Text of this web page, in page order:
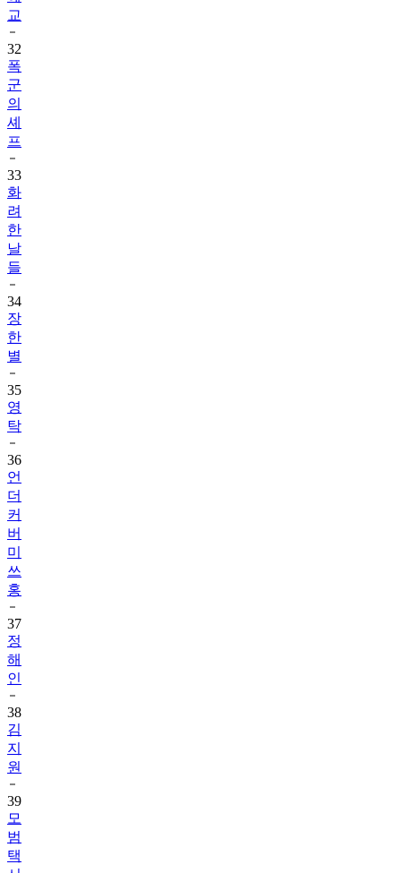
교
32
폭
군
의
셰
프
33
화
려
한
날
들
34
장
한
별
35
영
탁
36
언
더
커
버
미
쓰
홍
37
정
해
인
38
김
지
원
39
모
범
택